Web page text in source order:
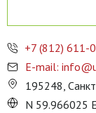
+7 (812) 611-
E-mail:
195248,
N 59.966025